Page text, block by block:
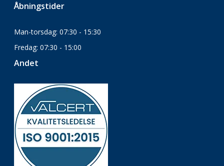
Åbningstider
Man-torsdag: 07:30 - 15:30
Fredag: 07:30 - 15:00
Andet